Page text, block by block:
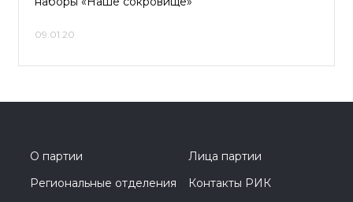
09.01.20
О партии
Лица партии
Региональные отделения
Контакты РИК